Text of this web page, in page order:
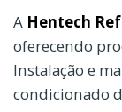
A Hentech
oferecendo
Instalação e
condicionado